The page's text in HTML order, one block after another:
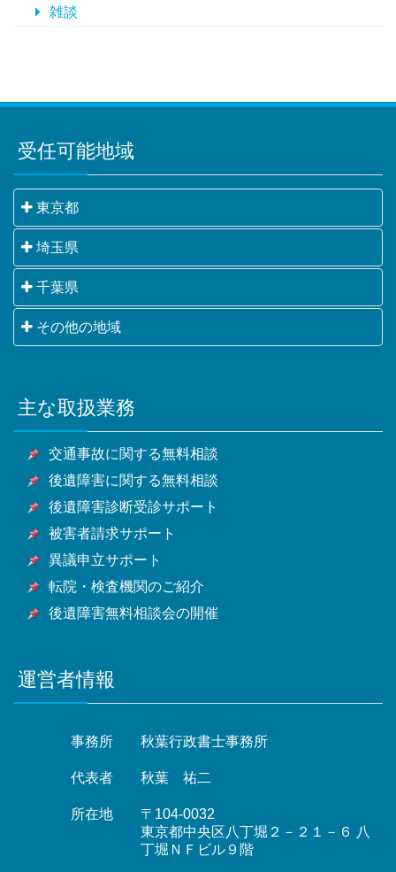
雑談
受任可能地域
東京都
千代田区・中央区・港区・新宿区・文京区・台東区・
墨田区・江東区・品川区・目黒区・大田区・世田谷
区・渋谷区・中野区・杉並区・豊島区・北区・荒川
区・板橋区・練馬区・足立区・葛飾区・江戸川区・八
王子市・立川市・武蔵野市・三鷹市・青梅市・府中
市・東大和市・清瀬市・東久留米市・武蔵村山市・多
摩市・稲城市・羽村市・あきる野市・西東京市他東京
都全域
埼玉県
さいたま市・川越市・熊谷市・川口市・行田市・秩父
市・所沢市・飯能市・加須市・本庄市・東松山市・春
日部市・狭山市・羽生市・鴻巣市・深谷市・上尾市・
潮市・富士見市・三郷市・蓮田市・坂戸市・幸手市・
鶴ヶ島市・日高市・吉川市・ふじみ野市・白岡市他埼
千葉県
千葉市・銚子市・市川市・船橋市・館山市・木更津
市・松戸市・野田市・茂原市・成田市・佐倉市・東金
市・富津市・浦安市・四街道市・袖ケ浦市・八街市・
印西市・白井市・富里市・南房総市・匝瑳市・香取
市・山武市・いすみ市・大網白里市他千葉県全域
その他の地域
甲府市・山梨市・南アルプス市他山梨県全域・長野
県・静岡県等
主な取扱業務
交通事故に関する無料相談
後遺障害に関する無料相談
後遺障害診断受診サポート
被害者請求サポート
異議申立サポート
転院・検査機関のご紹介
後遺障害無料相談会の開催
運営者情報
事務所 秋葉行政書士事務所
代表者 秋葉 祐二
所在地
〒104-0032
東京都中央区八丁堀２－２１－６ 八
丁堀ＮＦビル９階